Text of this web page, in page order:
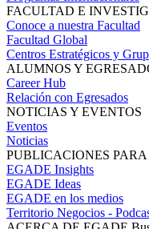
FACULTAD E
Conoce a nuestra Facultad
Facultad Global
Centros Estratégicos y
ALUMNOS Y
Career Hub
Relación con Egresados
NOTICIAS Y EVENTOS
Eventos
Noticias
PUBLICACIONES
EGADE Insights
EGADE Ideas
EGADE en los medios
Territorio Negocios -